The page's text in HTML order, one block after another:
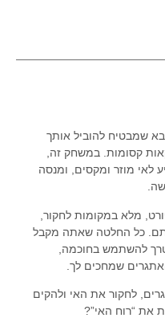
שמבטיח להוביל אותך
קסומות. במשחק זה,
לאי מוזר ומקסים, ומנסה
מלא במקומות לחקור,
כל החלטה שאתה מקבל
להשתמש בחוכמה,
שמחכים לך.
לחקור את האי ולהקים
את “רוח האי”?